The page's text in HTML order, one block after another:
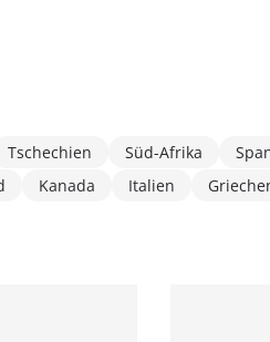
Tschechien Süd-Afrika
Kanada Italien